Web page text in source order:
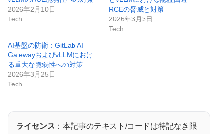
2026年2月10日
Tech
RCEの脅威と対策
2026年3月3日
Tech
AI基盤の防衛：GitLab AI
GatewayおよびvLLMにおけ
る重大な脆弱性への対策
2026年3月25日
Tech
ライセンス ：本記事のテキスト/コードは特記なき限